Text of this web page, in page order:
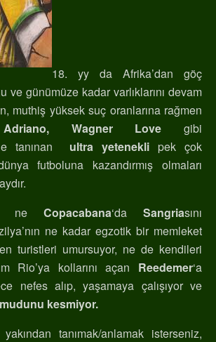
18. yy da Afrika’dan göç
ve günümüze kadar varlıklarını devam
muthiş yüksek suç oranlarına rağmen
Adriano, Wagner Love gibi
tanınan ultra yetenekli pek çok
futboluna kazandırmış olmaları
ne Copacabana‘da Sangriasını
ne kadar egzotik bir memleket
turistleri umursuyor, ne de kendileri
Rio’ya kollarını açan Reedemer‘a
nefes alıp, yaşamaya çalışıyor ve
kesmiyor.
tanımak/anlamak isterseniz,